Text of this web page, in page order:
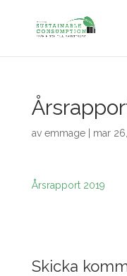
av emmage| mar
Årsrapport 2019
Skicka